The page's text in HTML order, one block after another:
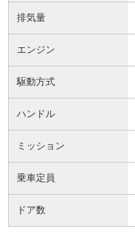
排気量
エンジン
駆動方式
ハンドル
ミッション
乗車定員
ドア数